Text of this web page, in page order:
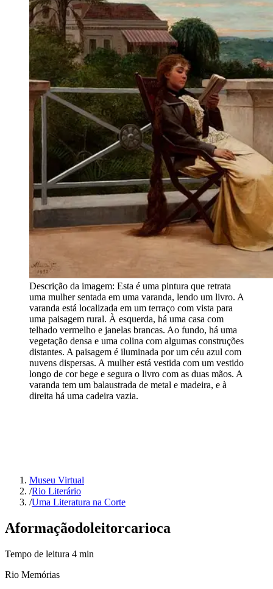
Descrição da imagem: Esta é uma pintura que retrata
uma mulher sentada em uma varanda, lendo um livro. A
varanda está localizada em um terraço com vista para
uma paisagem rural. À esquerda, há uma casa com
telhado vermelho e janelas brancas. Ao fundo, há uma
vegetação densa e uma colina com algumas construções
distantes. A paisagem é iluminada por um céu azul com
nuvens dispersas. A mulher está vestida com um vestido
longo de cor bege e segura o livro com as duas mãos. A
varanda tem um balaustrada de metal e madeira, e à
direita há uma cadeira vazia.
Museu Virtual
/Rio Literário
/Uma Literatura na Corte
Aformaçãodoleitorcarioca
Tempo de leitura 4 min
Rio Memórias